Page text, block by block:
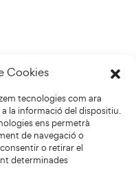
Cookies
tecnologies com ara
la informació del dispositiu.
ens permetrà
de navegació o
o retirar el
determinades